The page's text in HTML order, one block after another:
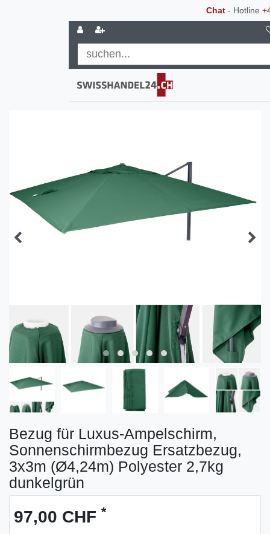
Chat- Hotline
Bezug für Luxus-Ampelschirm,
Sonnenschirmbezug Ersatzbezug,
3x3m (Ø4,24m) Polyester 2,7kg
dunkelgrün
97,00 CHF *